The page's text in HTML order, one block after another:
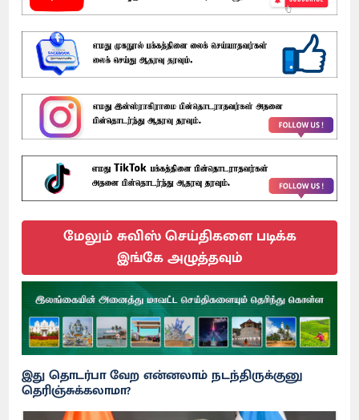
மேலும் சுவிஸ் செய்திகளை படிக்க
இங்கே அழுத்தவும்
இது தொடர்பா வேற என்னலாம் நடந்திருக்குனு
தெரிஞ்சுக்கலாமா?